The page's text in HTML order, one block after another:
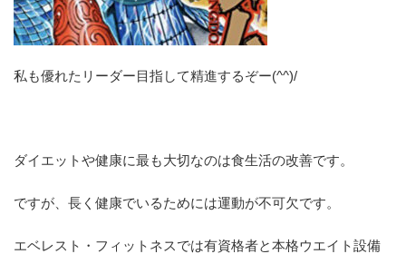
私も優れたリーダー目指して精進するぞー(^^)/
ダイエットや健康に最も大切なのは食生活の改善です。
ですが、長く健康でいるためには運動が不可欠です。
エベレスト・フィットネスでは有資格者と本格ウエイト設備